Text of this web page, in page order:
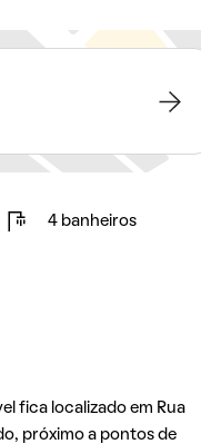
4 banheiros
fica localizado em Rua
próximo a pontos de